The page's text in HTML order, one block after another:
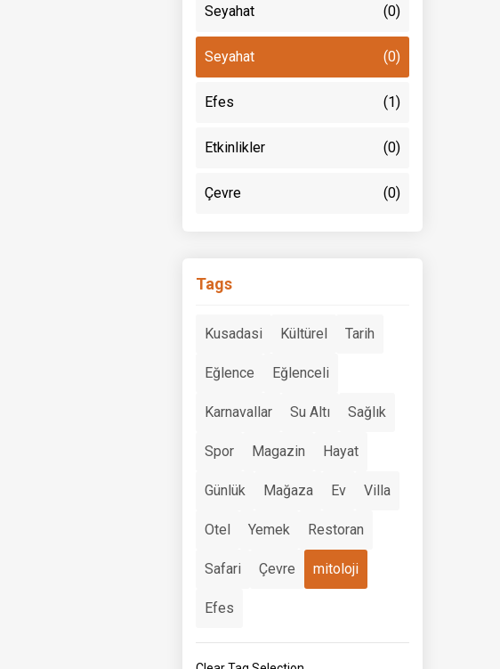
Seyahat (0)
Seyahat (0)
Efes (1)
Etkinlikler (0)
Çevre (0)
Tags
Kusadasi Kültürel Tarih
Eğlence Eğlenceli
Karnavallar Su Altı Sağlık
Spor Magazin Hayat
Günlük Mağaza Ev Villa
Otel Yemek Restoran
Safari Çevre mitoloji
Efes